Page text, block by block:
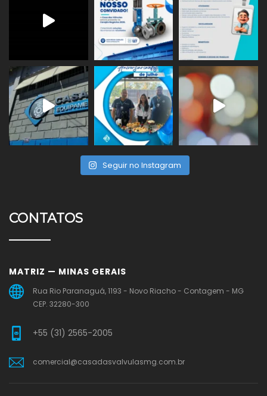
Seguir no Instagram
CONTATOS
MATRIZ — MINAS GERAIS
Rua Rio Paranaguá, 1193 - Novo Riacho - Contagem - MG
CEP. 32280-300
+55 (31) 2565-2005
comercial@casadasvalvulasmg.com.br